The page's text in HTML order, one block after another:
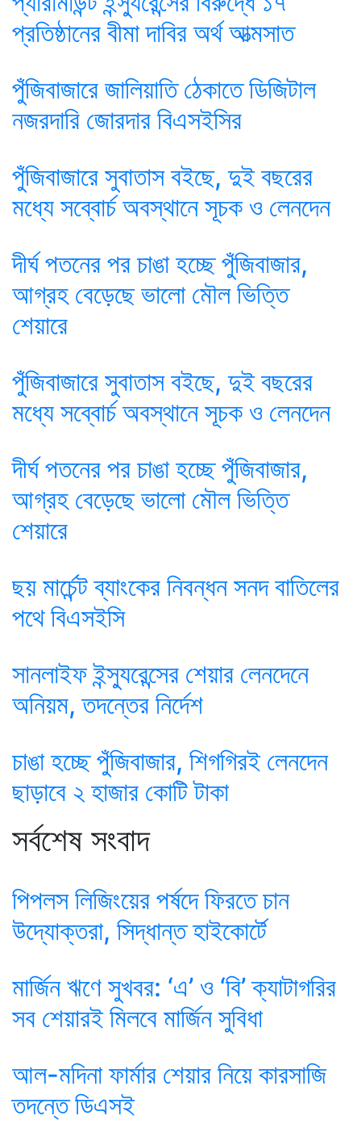
প্রতিষ্ঠানের বীমা দাবির অর্থ আত্মসাত
পুঁজিবাজারে জালিয়াতি ঠেকাতে ডিজিটাল
নজরদারি জোরদার বিএসইসির
পুঁজিবাজারে সুবাতাস বইছে, দুই বছরের
মধ্যে সব্বোর্চ অবস্থানে সূচক ও লেনদেন
দীর্ঘ পতনের পর চাঙা হচ্ছে পুঁজিবাজার,
আগ্রহ বেড়েছে ভালো মৌল ভিত্তি
শেয়ারে
পুঁজিবাজারে সুবাতাস বইছে, দুই বছরের
মধ্যে সব্বোর্চ অবস্থানে সূচক ও লেনদেন
দীর্ঘ পতনের পর চাঙা হচ্ছে পুঁজিবাজার,
আগ্রহ বেড়েছে ভালো মৌল ভিত্তি
শেয়ারে
ছয় মার্চেন্ট ব্যাংকের নিবন্ধন সনদ বাতিলের
পথে বিএসইসি
সানলাইফ ইন্স্যুরেন্সের শেয়ার লেনদেনে
অনিয়ম, তদন্তের নির্দেশ
চাঙা হচ্ছে পুঁজিবাজার, শিগগিরই লেনদেন
ছাড়াবে ২ হাজার কোটি টাকা
সর্বশেষ সংবাদ
পিপলস লিজিংয়ের পর্ষদে ফিরতে চান
উদ্যোক্তরা, সিদ্ধান্ত হাইকোর্টে
মার্জিন ঋণে সুখবর: ‘এ’ ও ‘বি’ ক্যাটাগরির
সব শেয়ারই মিলবে মার্জিন সুবিধা
আল-মদিনা ফার্মার শেয়ার নিয়ে কারসাজি
তদন্তে ডিএসই